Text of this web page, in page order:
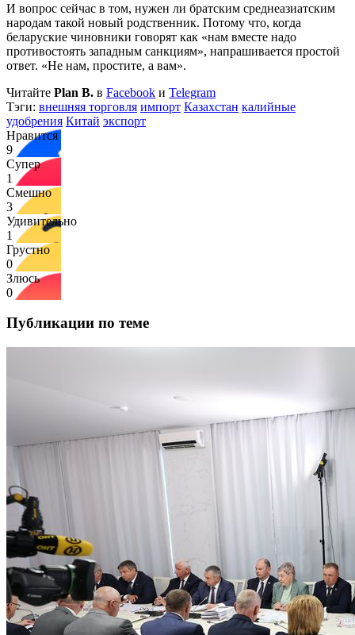
И вопрос сейчас в том, нужен ли братским среднеазиатским
народам такой новый родственник. Потому что, когда
беларуские чиновники говорят как «нам вместе надо
противостоять западным санкциям», напрашивается простой
ответ. «Не нам, простите, а вам».
Читайте Plan B. в Facebook и Telegram
Тэги: внешняя торговля импорт Казахстан калийные
удобрения Китай экспорт
Нравится
9
Супер
1
Смешно
3
Удивительно
1
Грустно
0
Злюсь
0
Публикации по теме